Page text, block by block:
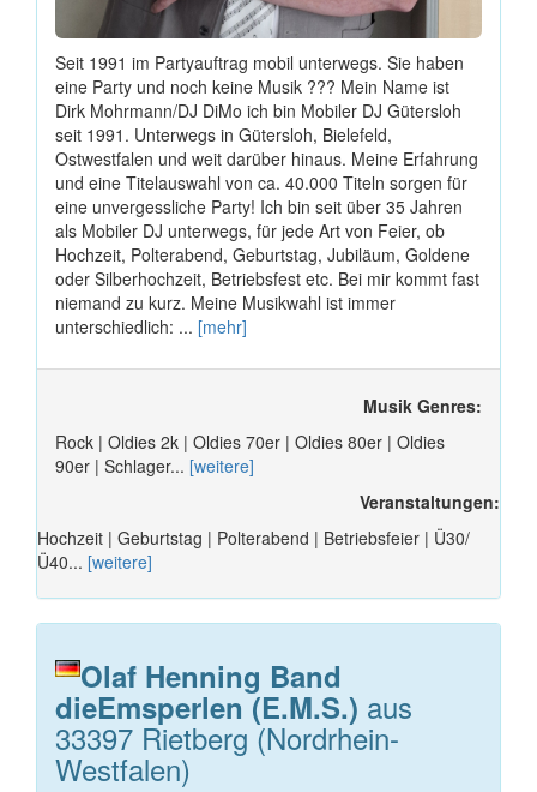
Seit 1991 im Partyauftrag mobil unterwegs. Sie haben
eine Party und noch keine Musik ??? Mein Name ist
Dirk Mohrmann/DJ DiMo ich bin Mobiler DJ Gütersloh
seit 1991. Unterwegs in Gütersloh, Bielefeld,
Ostwestfalen und weit darüber hinaus. Meine Erfahrung
und eine Titelauswahl von ca. 40.000 Titeln sorgen für
eine unvergessliche Party! Ich bin seit über 35 Jahren
als Mobiler DJ unterwegs, für jede Art von Feier, ob
Hochzeit, Polterabend, Geburtstag, Jubiläum, Goldene
oder Silberhochzeit, Betriebsfest etc. Bei mir kommt fast
niemand zu kurz. Meine Musikwahl ist immer
unterschiedlich: ... [mehr]
Musik Genres:
Rock | Oldies 2k | Oldies 70er | Oldies 80er | Oldies
90er | Schlager... [weitere]
Veranstaltungen:
Hochzeit | Geburtstag | Polterabend | Betriebsfeier | Ü30/
Ü40... [weitere]
Olaf Henning Band
dieEmsperlen (E.M.S.) aus
33397 Rietberg (Nordrhein-
Westfalen)